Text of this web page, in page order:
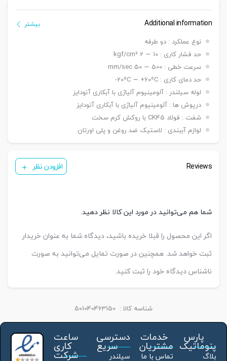
بست نبشی محوری سیلندر DO4 – پایه
میکروسویچ LO4 – زبانه تحریک LZ4
تعداد
سنسور
یک عدد ,دو عدد
کورس قابل
تنظیم
A-25 mmb – B-50 mm – C-50 mm
عرض دهانه
دوشاخه
A=16.5 mm (ø ۵۰ & ø ۶۳ mm) / B=19.5 mm
(ø ۵۰ & ø ۶۳ mm)
Additional information
نوع عملکرد : دو طرفه
حد فشار کاری : 10 ∼ 2 kgf/cm²
سرعت خطی : 500 ∼ 50 mm/sec
حد دمای کاری : 20ºC ∼ +60ºC-
لوله سیلندر : آلومینیوم آلیاژی با آبکاری آنودایز
درپوش ها : آلومینیوم آلیاژی با آبکاری آنودایز
شفت : فولاد CK45 با روکش کرم سخت
لوازم آببندی : لاستیک ضد روغن و پلی اورتان
بیشتر
Reviews افزودن نظر
شما هم می‌توانید در مورد این کالا نظر دهید.
اگر این محصول را قبلا خریده باشید، دیدگاه شما به عنوان خریدار
ثبت خواهد شد. همچنین در صورت تمایل می‌توانید به صورت
ناشناس دیدگاه خود را ثبت کنید.
شناسه کالا : 501040463150
پارس
پنوماتیک
بلاگ
خدمات
مشتریان
تماس با ما
دسترسی
سریع
سیلندر
ساعت
کاری
شرکت